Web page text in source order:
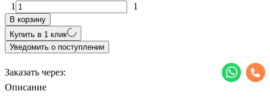
1 1
В корзину
Купить в 1 клик
Уведомить о поступлении
Заказать через:
Описание